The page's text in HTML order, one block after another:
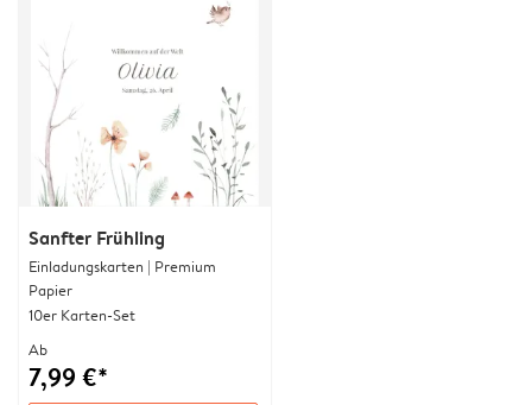
Sanfter Frühling
Einladungskarten | Premium
Papier
10er Karten-Set
Ab
7,99 €*